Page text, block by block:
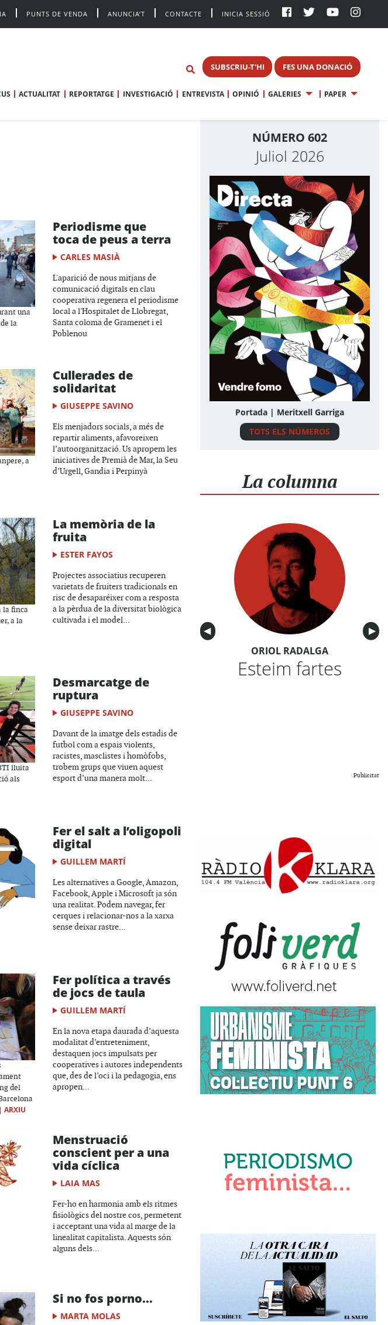
PUNTS DE VENDA ANUNCIA’T CONTACTE INICIA SESSIÓ
SUBSCRIU-T'HI FES UNA DONACIÓ
ACTUALITAT REPORTATGE INVESTIGACIÓ ENTREVISTA OPINIÓ GALERIES PAPER
una
la
Periodisme que
toca de peus a terra
CARLES MASIÀ
L'aparició de nous mitjans de
comunicació digitals en clau
cooperativa regenera el periodisme
local a l'Hospitalet de Llobregat,
Santa coloma de Gramenet i el
Poblenou
a
Cullerades de
solidaritat
GIUSEPPE SAVINO
Els menjadors socials, a més de
repartir aliments, afavoreixen
l’autoorganització. Us apropem les
iniciatives de Premià de Mar, la Seu
d’Urgell, Gandia i Perpinyà
la finca
a la
La memòria de la
fruita
ESTER FAYOS
Projectes associatius recuperen
varietats de fruiters tradicionals en
risc de desaparéixer com a resposta
a la pèrdua de la diversitat biològica
cultivada i el model...
lluita
als
Desmarcatge de
ruptura
GIUSEPPE SAVINO
Davant de la imatge dels estadis de
futbol com a espais violents,
racistes, masclistes i homòfobs,
trobem grups que viuen aquest
esport d’una manera molt...
Fer el salt a l’oligopoli
digital
GUILLEM MARTÍ
Les alternatives a Google, Amazon,
Facebook, Apple i Microsoft ja són
una realitat. Podem navegar, fer
cerques i relacionar-nos a la xarxa
sense deixar rastre...
del
| ARXIU
Fer política a través
de jocs de taula
GUILLEM MARTÍ
En la nova etapa daurada d’aquesta
modalitat d’entreteniment,
destaquen jocs impulsats per
cooperatives i autores independents
que, des de l’oci i la pedagogia, ens
apropen...
Menstruació
conscient per a una
vida cíclica
LAIA MAS
Fer-ho en harmonia amb els ritmes
fisiològics del nostre cos, permetent
i acceptant una vida al marge de la
linealitat capitalista. Aquests són
alguns dels...
Si no fos porno...
MARTA MOLAS
NÚMERO 602
Juliol 2026
Portada | Meritxell Garriga
TOTS ELS NÚMEROS
La columna
Anterior
◀︎ ▶︎
ORIOL RADALGA
Esteim fartes
Publicitat